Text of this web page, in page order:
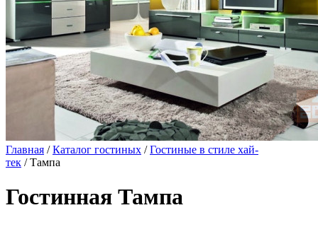
Главная /Каталог гостиных /Гостиные в стиле хай-
тек / Тампа
Гостинная Тампа